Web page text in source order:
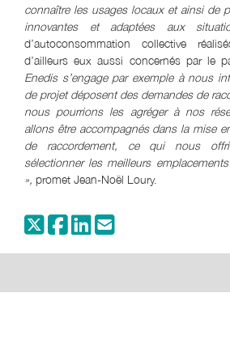
connaître les usages locaux et ainsi de
innovantes et adaptées aux
d’autoconsommation collective
d’ailleurs eux aussi concernés par le
Enedis s’engage par exemple à nous
de projet déposent des demandes de
nous pourrions les agréger à nos
allons être accompagnés dans la mise
de raccordement, ce qui nous
sélectionner les meilleurs
», promet Jean-Noël Loury.